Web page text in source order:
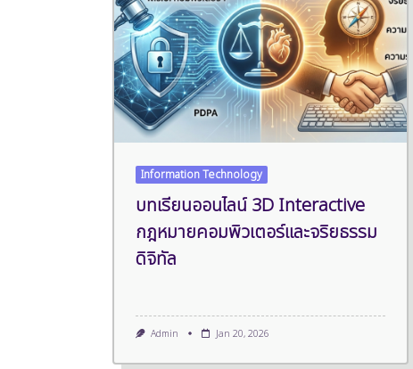
Information Technology
บทเรียนออนไลน์ 3D Interactive
กฎหมายคอมพิวเตอร์และจริยธรรม
ดิจิทัล
Admin Jan 20, 2026